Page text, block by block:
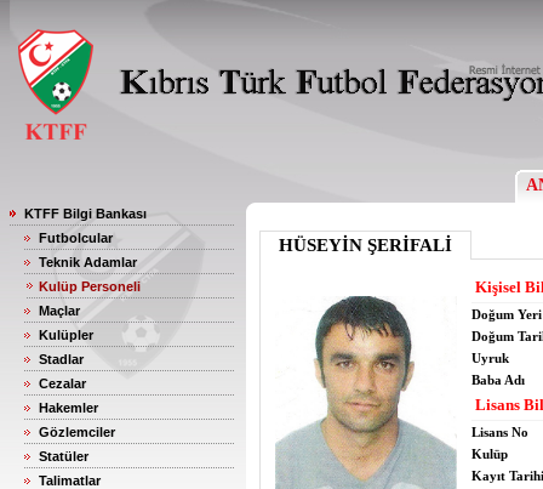
KTFF Bilgi Bankası
Futbolcular
Teknik Adamlar
Kulüp Personeli
Maçlar
Kulüpler
Stadlar
Cezalar
Hakemler
Gözlemciler
Statüler
Talimatlar
HÜSEYİN ŞERİFALİ
Kişisel
Doğum Yeri
Doğum
Uyruk
Baba Adı
Lisans
Lisans No
Kulüp
Kayıt Tarihi